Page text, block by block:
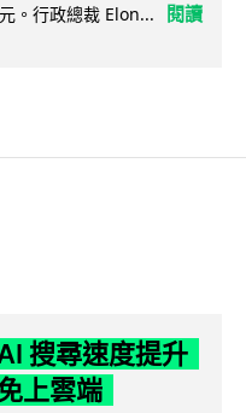
。行政總裁 Elon...
閱讀
搜尋速度提升
上雲端